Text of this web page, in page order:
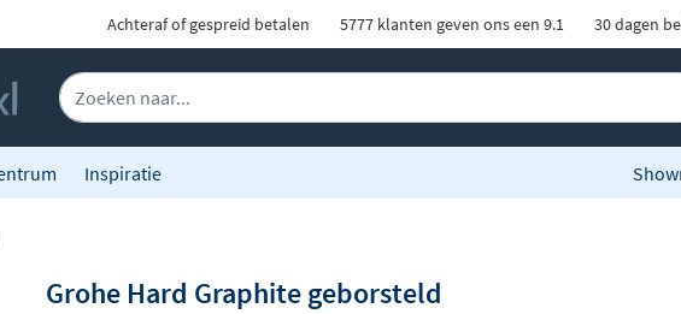
Achteraf of gespreid betalen 5777 klanten geven ons een 9.1 30 dagen
Inspiratie
Grohe Hard Graphite geborsteld